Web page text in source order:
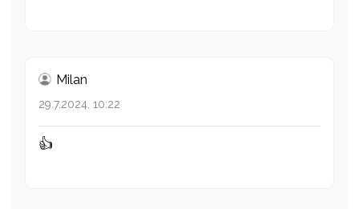
Milan
29.7.2024. 10:22
👍